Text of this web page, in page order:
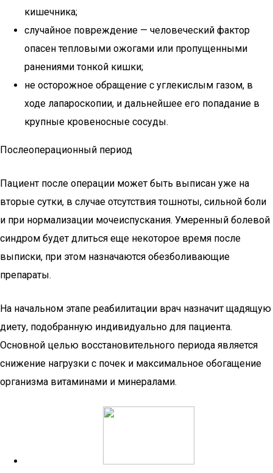
кишечника;
случайное повреждение — человеческий фактор
опасен тепловыми ожогами или пропущенными
ранениями тонкой кишки;
не осторожное обращение с углекислым газом, в
ходе лапароскопии, и дальнейшее его попадание в
крупные кровеносные сосуды.
Послеоперационный период
Пациент после операции может быть выписан уже на
вторые сутки, в случае отсутствия тошноты, сильной боли
и при нормализации мочеиспускания. Умеренный болевой
синдром будет длиться еще некоторое время после
выписки, при этом назначаются обезболивающие
препараты.
На начальном этапе реабилитации врач назначит щадящую
диету, подобранную индивидуально для пациента.
Основной целью восстановительного периода является
снижение нагрузки с почек и максимальное обогащение
организма витаминами и минералами.